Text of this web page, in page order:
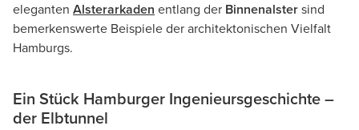
eleganten Alsterarkaden entlang der Binnenalster sind
bemerkenswerte Beispiele der architektonischen Vielfalt
Hamburgs.
Ein Stück Hamburger Ingenieursgeschichte –
der Elbtunnel